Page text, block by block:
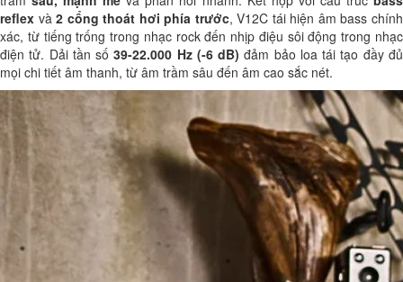
reflex và2 cổng thoát hơi phía trước, V12C tái hiện âm bass chính
xác, từ tiếng trống trong nhạc rock đến nhịp điệu sôi động trong nhạc
điện tử. Dải tần số39-22.000 Hz (-6 dB) đảm bảo loa tái tạo đầy đủ
mọi chi tiết âm thanh, từ âm trầm sâu đến âm cao sắc nét.